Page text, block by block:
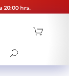
20:00 hrs.